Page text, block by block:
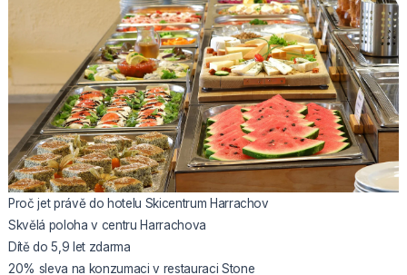
Proč jet právě do hotelu Skicentrum Harrachov
Skvělá poloha v centru Harrachova
Dítě do 5,9 let zdarma
20% sleva na konzumaci v restauraci Stone